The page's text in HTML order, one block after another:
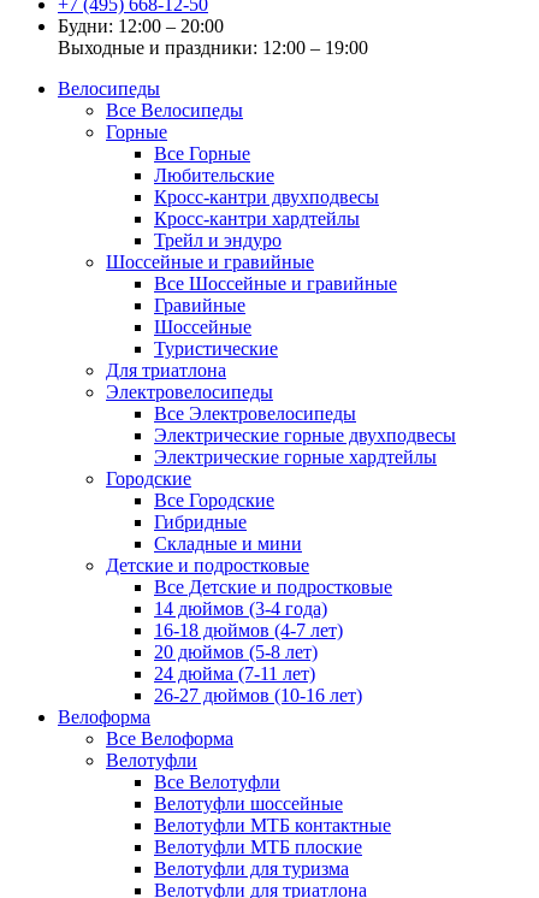
+7 (495) 668-12-50
Будни: 12:00 – 20:00
Выходные и праздники: 12:00 – 19:00
Велосипеды
Все Велосипеды
Горные
Все Горные
Любительские
Кросс-кантри двухподвесы
Кросс-кантри хардтейлы
Трейл и эндуро
Шоссейные и гравийные
Все Шоссейные и гравийные
Гравийные
Шоссейные
Туристические
Для триатлона
Электровелосипеды
Все Электровелосипеды
Электрические горные двухподвесы
Электрические горные хардтейлы
Городские
Все Городские
Гибридные
Складные и мини
Детские и подростковые
Все Детские и подростковые
14 дюймов (3-4 года)
16-18 дюймов (4-7 лет)
20 дюймов (5-8 лет)
24 дюйма (7-11 лет)
26-27 дюймов (10-16 лет)
Велоформа
Все Велоформа
Велотуфли
Все Велотуфли
Велотуфли шоссейные
Велотуфли МТБ контактные
Велотуфли МТБ плоские
Велотуфли для туризма
Велотуфли для триатлона